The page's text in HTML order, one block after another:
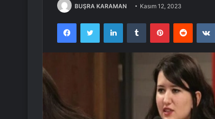
BUŞRA KARAMAN Kasım 12, 2023
FacebookTwitter LinkedInTumblr PinterestReddit